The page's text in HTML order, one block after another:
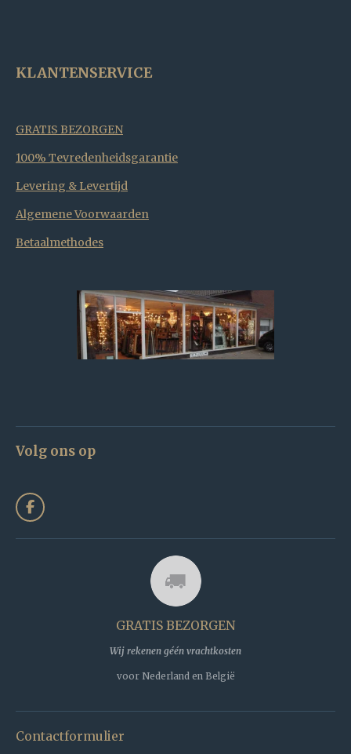
KLANTENSERVICE
GRATIS BEZORGEN
100% Tevredenheidsgarantie
Levering & Levertijd
Algemene Voorwaarden
Betaalmethodes
Volg ons op
F
a
c
GRATIS BEZORGEN
Wij rekenen géén vrachtkosten
voor Nederland en België
Contactformulier